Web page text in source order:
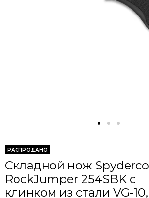
РАСПРОДАНО
Складной нож Spyderco
RockJumper 254SBK c
клинком из стали VG-10,